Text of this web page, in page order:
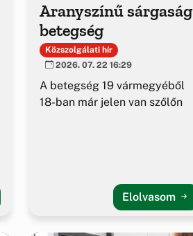
Aranyszínű sárgaság
betegség
Közszolgálati hír
2026. 07. 22 16:29
A betegség 19 vármegyéből
18-ban már jelen van szőlőn
Elolvasom